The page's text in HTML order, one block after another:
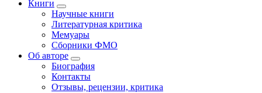
Книги
Научные книги
Литературная критика
Мемуары
Сборники ФМО
Об авторе
Биография
Контакты
Отзывы, рецензии, критика